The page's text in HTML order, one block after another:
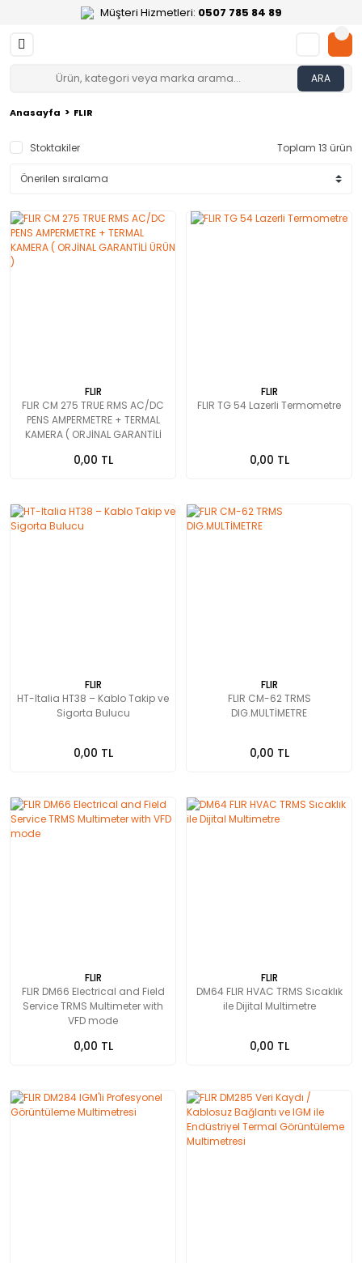
Müşteri Hizmetleri: 0507 785 84 89
ARA
Anasayfa FLIR
Stoktakiler Toplam 13 ürün
FLIR
FLIR CM 275 TRUE RMS AC/DC
PENS AMPERMETRE + TERMAL
KAMERA ( ORJİNAL GARANTİLİ
0,00 TL
FLIR
FLIR TG 54 Lazerli Termometre
0,00 TL
FLIR
HT-Italia HT38 – Kablo Takip ve
Sigorta Bulucu
0,00 TL
FLIR
FLIR CM-62 TRMS
DIG.MULTİMETRE
0,00 TL
FLIR
FLIR DM66 Electrical and Field
Service TRMS Multimeter with
VFD mode
0,00 TL
FLIR
DM64 FLIR HVAC TRMS Sıcaklık
ile Dijital Multimetre
0,00 TL